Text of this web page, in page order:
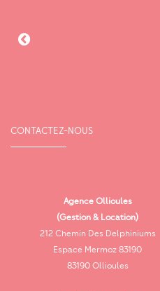
CONTACTEZ-NOUS
Agence Ollioules
(Gestion & Location)
212 Chemin Des Delphiniums
Espace Mermoz 83190
83190 Ollioules